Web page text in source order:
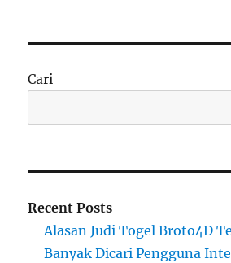
Cari
Recent Posts
Alasan Judi Togel Broto4D
Banyak Dicari Pengguna